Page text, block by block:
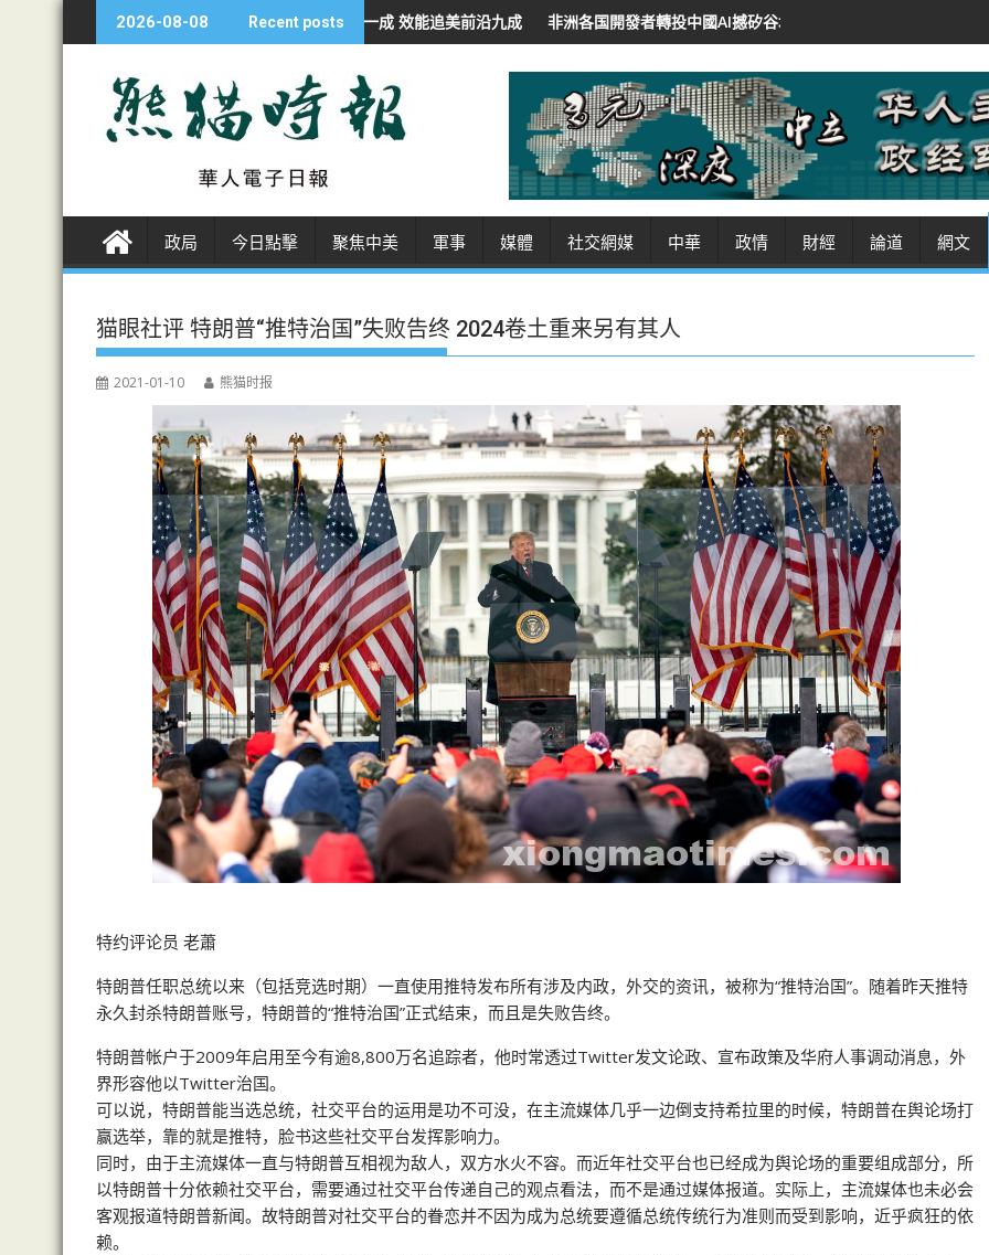
k
e
2026-08-08 Recent posts
經濟學人：華AI投資不足美一成 效能追美前沿九成 非洲各国開發者轉投中國AI撼矽谷地位 低價開源招徠 紐時：華領導人將AI作軟實力
政局 今日點擊 聚焦中美 軍事 媒體 社交網媒 中華 政情 財經 論道 網文
猫眼社评 特朗普“推特治国”失败告终 2024卷土重来另有其人
2021-01-10 熊猫时报
特约评论员 老蕭
特朗普任职总统以来（包括竞选时期）一直使用推特发布所有涉及内政，外交的资讯，被称为“推特治国”。随着昨天推特
永久封杀特朗普账号，特朗普的“推特治国”正式结束，而且是失败告终。
特朗普帐户于2009年启用至今有逾8,800万名追踪者，他时常透过Twitter发文论政、宣布政策及华府人事调动消息，外
界形容他以Twitter治国。
可以说，特朗普能当选总统，社交平台的运用是功不可没，在主流媒体几乎一边倒支持希拉里的时候，特朗普在舆论场打
赢选举，靠的就是推特，脸书这些社交平台发挥影响力。
同时，由于主流媒体一直与特朗普互相视为敌人，双方水火不容。而近年社交平台也已经成为舆论场的重要组成部分，所
以特朗普十分依赖社交平台，需要通过社交平台传递自己的观点看法，而不是通过媒体报道。实际上，主流媒体也未必会
客观报道特朗普新闻。故特朗普对社交平台的眷恋并不因为成为总统要遵循总统传统行为准则而受到影响，近乎疯狂的依
赖。